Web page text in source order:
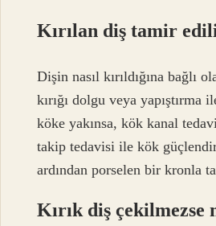
Kırılan diş tamir
Dişin nasıl kırıldığına bağlı
kırığı dolgu veya yapıştırma
köke yakınsa, kök kanal
takip tedavisi ile kök
ardından porselen bir kronla
Kırık diş çekilmezse